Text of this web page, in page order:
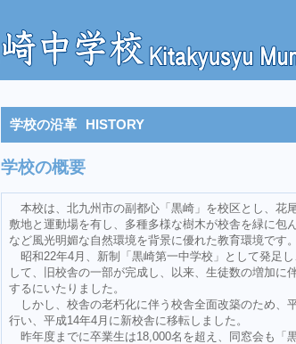
学校の沿革 HISTORY
学校の概要
本校は、北九州市の副都心「黒崎」を校区とし、花
敷地と運動場を有し、多種多様な樹木が校舎を緑に包
など風光明媚な自然環境を背景に優れた教育環境です。
昭和22年4月、新制「黒崎第一中学校」として発足
して、旧校舎の一部が完成し、以来、生徒数の増加に
するにいたりました。
しかし、校舎の老朽化に伴う校舎全面改築のため、
行い、平成14年4月に新校舎に移転しました。
昨年度までに卒業生は18,000名を超え、同窓会も「